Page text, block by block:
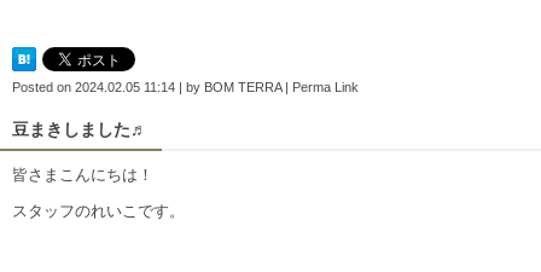
Posted on 2024.02.05 11:14 | by BOM TERRA| Perma Link
豆まきしました♬
皆さまこんにちは！
スタッフのれいこです。